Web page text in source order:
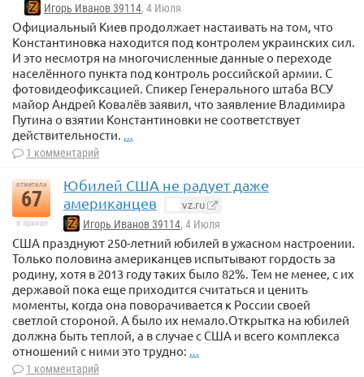
Игорь Иванов 39114, 4 Июля
Официальный Киев продолжает настаивать на том, что
Константиновка находится под контролем украинских сил.
И это несмотря на многочисленные данные о переходе
населённого пункта под контроль российской армии. С
фотовидеофиксацией. Спикер Генерального штаба ВСУ
майор Андрей Ковалёв заявил, что заявление Владимира
Путина о взятии Константиновки не соответствует
действительности. ...
1 комментарий
отметили
67
в архиве
Юбилей США не радует даже
американцев
vz.ru
Игорь Иванов 39114, 4 Июля
США празднуют 250-летний юбилей в ужасном настроении.
Только половина американцев испытывают гордость за
родину, хотя в 2013 году таких было 82%. Тем не менее, с их
державой пока еще приходится считаться и ценить
моменты, когда она поворачивается к России своей
светлой стороной. А было их немало.Открытка на юбилей
должна быть теплой, а в случае с США и всего комплекса
отношений с ними это трудно: ...
1 комментарий